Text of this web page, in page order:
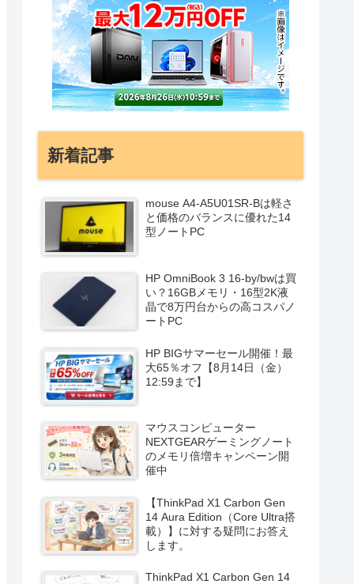
新着記事
mouse A4-A5U01SR-Bは軽さ
と価格のバランスに優れた14
型ノートPC
HP OmniBook 3 16-by/bwは買
い？16GBメモリ・16型2K液
晶で8万円台からの高コスパノ
ートPC
HP BIGサマーセール開催！最
大65％オフ【8月14日（金）
12:59まで】
マウスコンピューター
NEXTGEARゲーミングノート
のメモリ倍増キャンペーン開
催中
【ThinkPad X1 Carbon Gen
14 Aura Edition（Core Ultra搭
載）】に対する疑問にお答え
します。
ThinkPad X1 Carbon Gen 14